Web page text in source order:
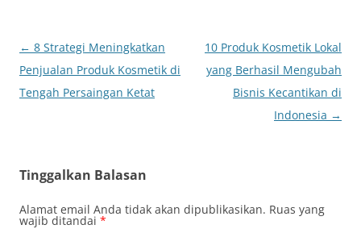
Navigasi
Tulisan
← 8 Strategi Meningkatkan
Penjualan Produk Kosmetik di
Tengah Persaingan Ketat
10 Produk Kosmetik Lokal
yang Berhasil Mengubah
Bisnis Kecantikan di
Indonesia →
Tinggalkan Balasan
Alamat email Anda tidak akan dipublikasikan. Ruas yang
wajib ditandai *